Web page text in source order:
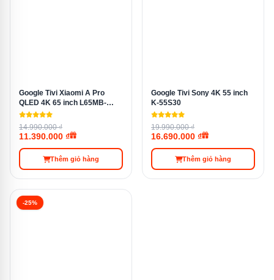
Kích thước
55,5 × 144,5 × 63,7 cm
Trọng lượng 44,5 kg
Xuất xứ
Google Tivi Xiaomi A Pro
QLED 4K 65 inch L65MB-
APSEA
14.990.000 ₫
11.390.000 ₫
Thêm giỏ hàng
Google Tivi Sony 4K 55 inch
K-55S30
19.990.000 ₫
16.690.000 ₫
Thêm giỏ hàng
-25%